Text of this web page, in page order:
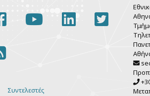
facebookyoutubelinkedintwitter
rss
Συντελεστές